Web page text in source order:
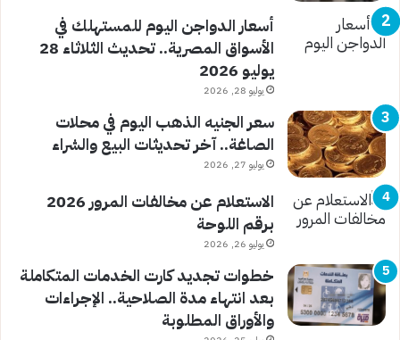
أسعار الدواجن اليوم للمستهلك في
الأسواق المصرية.. تحديث الثلاثاء 28
يوليو 2026
يوليو 28, 2026
سعر الجنيه الذهب اليوم في محلات
الصاغة.. آخر تحديثات البيع والشراء
يوليو 27, 2026
الاستعلام عن مخالفات المرور 2026
برقم اللوحة
يوليو 26, 2026
خطوات تجديد كارت الخدمات المتكاملة
بعد انتهاء مدة الصلاحية.. الإجراءات
والأوراق المطلوبة